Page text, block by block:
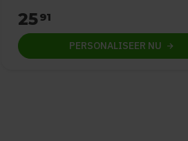
2591
PERSONALISEER NU